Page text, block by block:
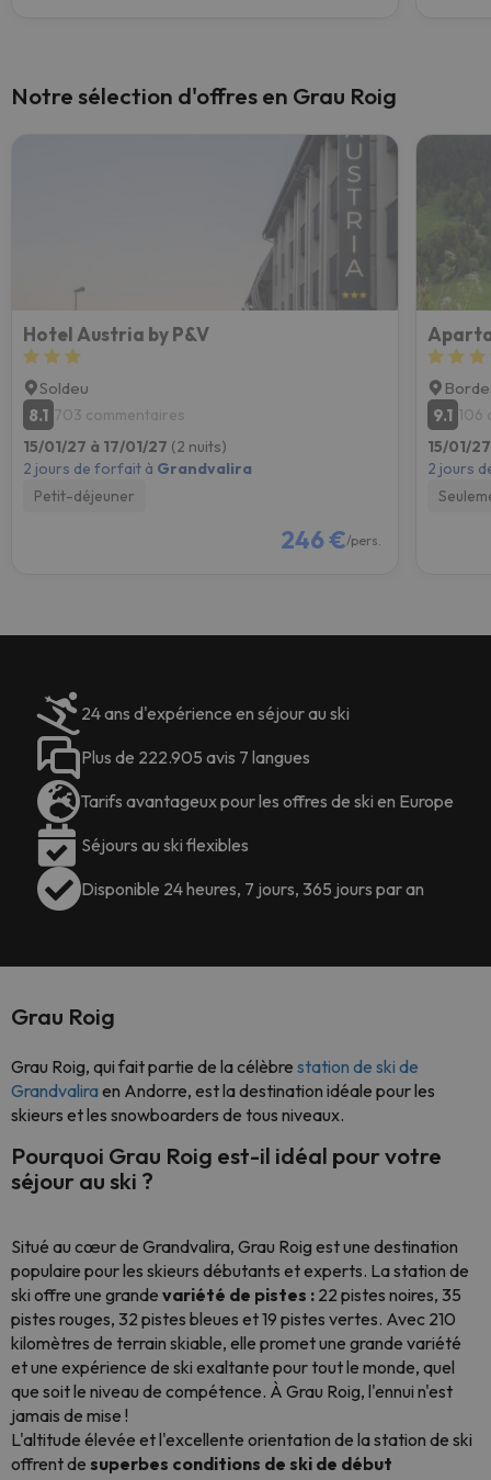
Notre sélection d'offres en Grau Roig
Hotel Austria by P&V
Soldeu
8.1 703 commentaires
15/01/27 à 17/01/27 (2 nuits)
2 jours de forfait à Grandvalira
Petit-déjeuner
246 €/pers.
9.1 106
15/01/
2 jours
24 ans d'expérience en séjour au ski
Plus de 222.905 avis 7 langues
Tarifs avantageux pour les offres de ski en Europe
Séjours au ski flexibles
Disponible 24 heures, 7 jours, 365 jours par an
Grau Roig
Grau Roig, qui fait partie de la célèbre station de ski de
Grandvaliraen Andorre, est la destination idéale pour les
skieurs et les snowboarders de tous niveaux.
Pourquoi Grau Roig est-il idéal pour votre
séjour au ski ?
Situé au cœur de Grandvalira, Grau Roig est une destination
populaire pour les skieurs débutants et experts. La station de
ski offre une grande variété de pistes : 22 pistes noires, 35
pistes rouges, 32 pistes bleues et 19 pistes vertes. Avec 210
kilomètres de terrain skiable, elle promet une grande variété
et une expérience de ski exaltante pour tout le monde, quel
que soit le niveau de compétence. À Grau Roig, l'ennui n'est
jamais de mise !
L'altitude élevée et l'excellente orientation de la station de ski
offrent de superbes conditions de ski de début